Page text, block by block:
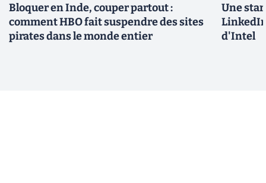
Bloquer en Inde, couper partout :
comment HBO fait suspendre des sites
pirates dans le monde entier
Une
d'Intel